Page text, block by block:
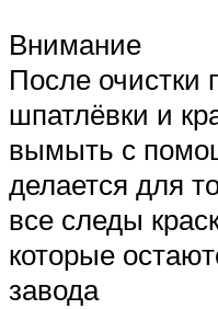
Внимание
После очистки
шпатлёвки и
вымыть с
делается для
все следы
которые
завода